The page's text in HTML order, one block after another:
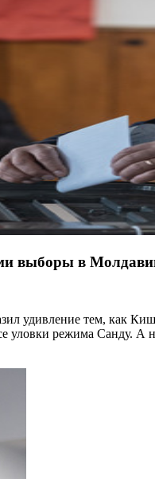
выборы в
удивление тем, как
уловки режима Санду. А